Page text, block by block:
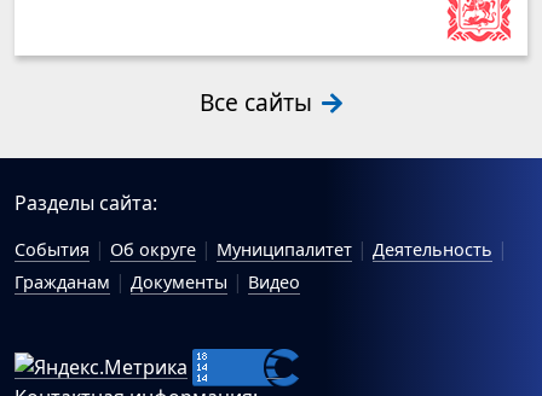
Все сайты
Разделы сайта:
События Об округе Муниципалитет
Деятельность
Гражданам
Документы Видео